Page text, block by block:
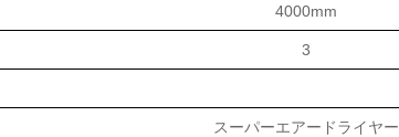
4000mm
3
スーパーエアードライヤー